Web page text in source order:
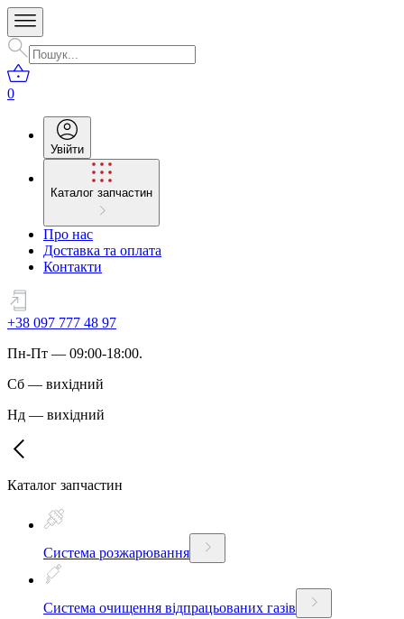
0
Увійти
Каталог запчастин
Про нас
Доставка та оплата
Контакти
+38 097 777 48 97
Пн-Пт — 09:00-18:00.
Сб — вихідний
Нд — вихідний
Каталог запчастин
Система розжарювання
Система очищення відпрацьованих газів